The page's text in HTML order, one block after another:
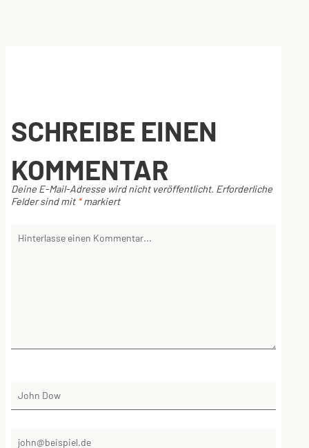
SCHREIBE EINEN
KOMMENTAR
Deine E-Mail-Adresse wird nicht veröffentlicht. Erforderliche
Felder sind mit *markiert